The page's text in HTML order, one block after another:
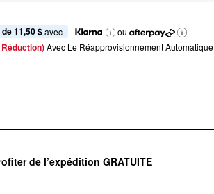
11,50 $ avec
ou
Avec Le Réapprovisionnement Automatique
de l’expédition GRATUITE